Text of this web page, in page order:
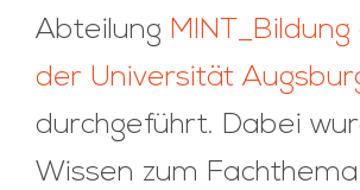
Abteilung
der Universität
durchgeführt. Dabei
Wissen zum Fachthema